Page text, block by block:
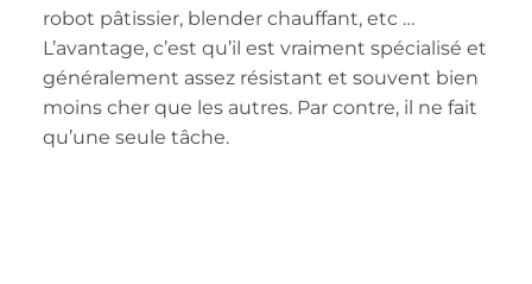
robot pâtissier, blender chauffant, etc …
L’avantage, c’est qu’il est vraiment spécialisé et
généralement assez résistant et souvent bien
moins cher que les autres. Par contre, il ne fait
qu’une seule tâche.